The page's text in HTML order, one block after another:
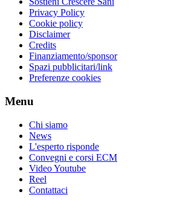
Privacy Policy
Cookie policy
Disclaimer
Credits
Finanziamento/sponsor
Spazi pubblicitari/link
Preferenze cookies
Menu
Chi siamo
News
L'esperto risponde
Convegni e corsi ECM
Video Youtube
Reel
Contattaci